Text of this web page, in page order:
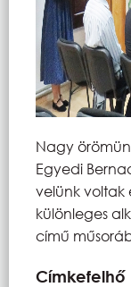
Nagy
Egyedi
velünk voltak
különleges
című
Címkefelhő